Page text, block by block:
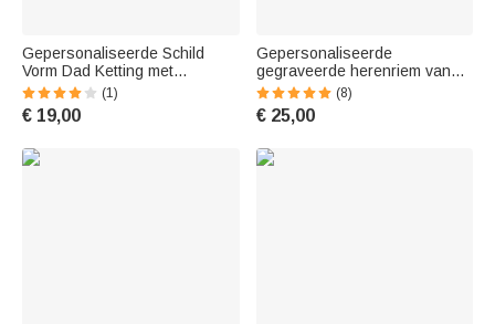
Gepersonaliseerde Schild
Vorm Dad Ketting met
Gegraveerde 1-7
Kindernamen Verjaardag
Vaderdag Cadeau voor
(1)
€ 19,00
Gepersonaliseerde
gegraveerde herenriem van
leer met naam Vaderdag
Verjaardagscadeau voor vader
opa
(8)
€ 25,00